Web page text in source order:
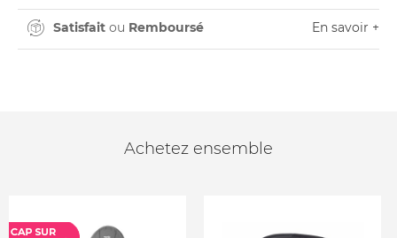
Satisfait ou Remboursé En savoir +
Achetez ensemble